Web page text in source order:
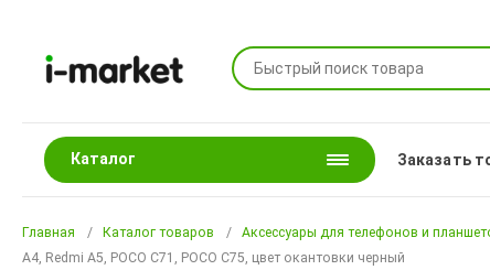
Каталог Заказать
Главная Каталог товаров Аксессуары для телефонов и
A4, Redmi A5, POCO C71, POCO C75, цвет окантовки черный